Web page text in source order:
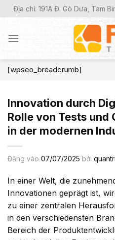
dung
Địa chỉ: 191A Đ. Gò Dưa, Tam
[wpseo_breadcrumb]
Innovation durch
Rolle von Tests
in der modernen
Đăng vào 07/07/2025 bởi
In einer Welt, die
Innovationen geprägt ist,
zu einer zentralen
in den verschiedensten
Bereich der